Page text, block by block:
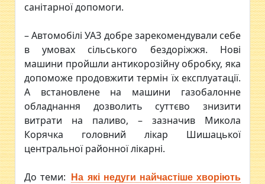
санітарної допомоги.
– Автомобілі УАЗ добре зарекомендували себе
в умовах сільського бездоріжжя. Нові
машини пройшли антикорозійну обробку, яка
допоможе продовжити термін їх експлуатації.
А встановлене на машини газобалонне
обладнання дозволить суттєво знизити
витрати на паливо, – зазначив Микола
Корячка головний лікар Шишацької
центральної районної лікарні.
До теми:
На які недуги найчастіше хворіють